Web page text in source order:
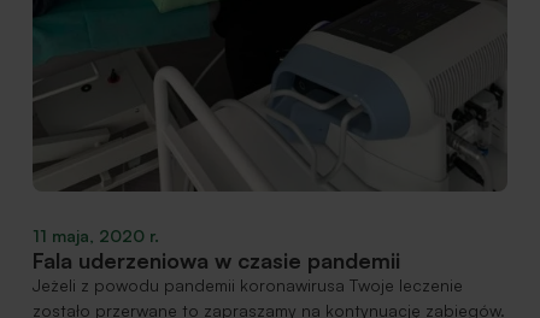
11 maja, 2020 r.
Fala uderzeniowa w czasie pandemii
Jeżeli z powodu pandemii koronawirusa Twoje leczenie
zostało przerwane to zapraszamy na kontynuację zabiegów.